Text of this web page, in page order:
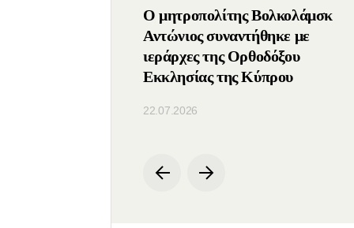
Ο μητροπολίτης Βολκολάμσκ
Αντώνιος συναντήθηκε με
ιεράρχες της Ορθοδόξου
Εκκλησίας της Κύπρου
22.07.2026